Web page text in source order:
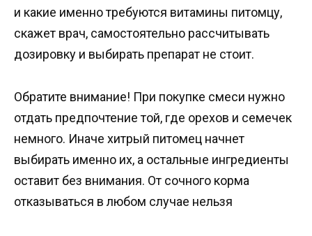
и какие именно требуются витамины питомцу,
скажет врач, самостоятельно рассчитывать
дозировку и выбирать препарат не стоит.
Обратите внимание! При покупке смеси нужно
отдать предпочтение той, где орехов и семечек
немного. Иначе хитрый питомец начнет
выбирать именно их, а остальные ингредиенты
оставит без внимания. От сочного корма
отказываться в любом случае нельзя